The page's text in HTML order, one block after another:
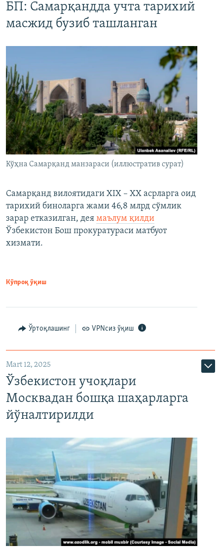
БП: Самарқандда учта тарихий
масжид бузиб ташланган
Кўҳна Самарқанд манзараси (иллюстратив сурат)
Самарқанд вилоятидаги XIX – XX асрларга оид
тарихий биноларга жами 46,8 млрд сўмлик
зарар етказилган, дея маълум қилди
Ўзбекистон Бош прокуратураси матбуот
хизмати.
Кўпроқ ўқиш
Ўртоқлашинг VPNсиз ўқиш
Mart 12, 2025
Ўзбекистон учоқлари
Москвадан бошқа шаҳарларга
йўналтирилди